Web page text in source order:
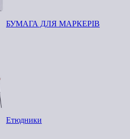
БУМАГА ДЛЯ МАРКЕРІВ
Етюдники